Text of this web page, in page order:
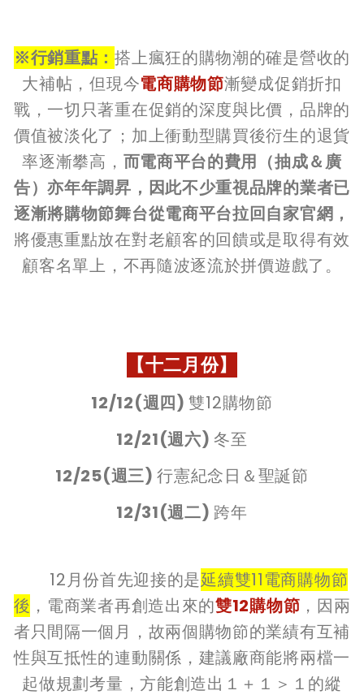
※行銷重點：搭上瘋狂的購物潮的確是營收的
大補帖，但現今電商購物節漸變成促銷折扣
戰，一切只著重在促銷的深度與比價，品牌的
價值被淡化了；加上衝動型購買後衍生的退貨
率逐漸攀高， 而電商平台的費用（抽成＆廣
告）亦年年調昇，因此不少重視品牌的業者已
逐漸將購物節舞台從電商平台拉回自家官網，
將優惠重點放在對老顧客的回饋或是取得有效
顧客名單上，不再隨波逐流於拼價遊戲了。
【十二月份】
12/12(週四)雙12購物節
12/21(週六)冬至
12/25(週三)行憲紀念日＆聖誕節
12/31(週二) 跨年
12月份首先迎接的是延續雙11電商購物節
後 ，電商業者再創造出來的雙12購物節 ，因兩
者只間隔一個月，故兩個購物節的業績有互補
性與互抵性的連動關係，建議廠商能將兩檔一
起做規劃考量，方能創造出１＋１＞１的縱